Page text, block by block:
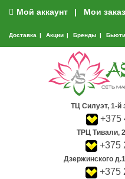
Мой аккаунт Мои
Доставка Акции Бренды
ТЦ Силуэт, 1-й
+375
ТРЦ Тивали,
+375
Дзержинского
+375